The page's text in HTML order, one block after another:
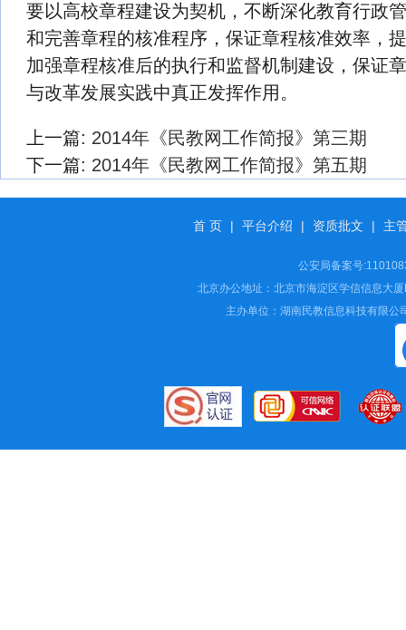
要以高校章程建设为契机，不断深化教育行政
和完善章程的核准程序，保证章程核准效率，
加强章程核准后的执行和监督机制建设，保证
与改革发展实践中真正发挥作用。
上一篇: 2014年《民教网工作简报》第三期
下一篇: 2014年《民教网工作简报》第五期
首 页 | 平台介绍 | 资质批文 | 主
公安局备案号
北京办公地址：北京市海淀区学信信息大
主办单位：湖南民教信息科技有限